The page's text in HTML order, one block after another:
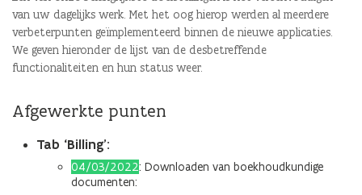
van uw dagelijks werk. Met het oog hierop werden al meerdere
verbeterpunten geïmplementeerd binnen de nieuwe applicaties.
We geven hieronder de lijst van de desbetreffende
functionaliteiten en hun status weer.
Afgewerkte punten
Tab ‘Billing’:
04/03/2022: Downloaden van boekhoudkundige
documenten: